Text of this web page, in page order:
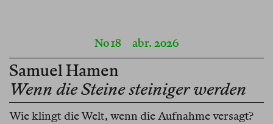
No 18 abr. 2026
Samuel Hamen
Wenn die Steine steiniger werden
Wie klingt die Welt, wenn die Aufnahme versagt?